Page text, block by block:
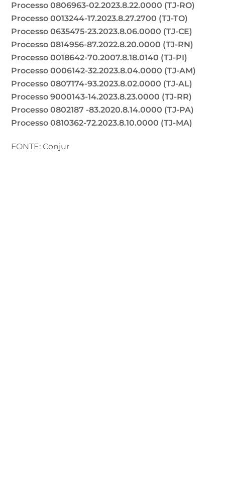
Processo 0806963-02.2023.8.22.0000 (TJ-RO)
Processo 0013244-17.2023.8.27.2700 (TJ-TO)
Processo 0635475-23.2023.8.06.0000 (TJ-CE)
Processo 0814956-87.2022.8.20.0000 (TJ-RN)
Processo 0018642-70.2007.8.18.0140 (TJ-PI)
Processo 0006142-32.2023.8.04.0000 (TJ-AM)
Processo 0807174-93.2023.8.02.0000 (TJ-AL)
Processo 9000143-14.2023.8.23.0000 (TJ-RR)
Processo 0802187 -83.2020.8.14.0000 (TJ-PA)
Processo 0810362-72.2023.8.10.0000 (TJ-MA)
FONTE: Conjur